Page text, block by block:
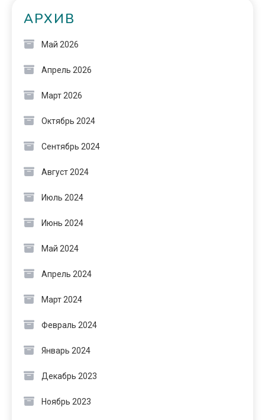
АРХИВ
Май 2026
Апрель 2026
Март 2026
Октябрь 2024
Сентябрь 2024
Август 2024
Июль 2024
Июнь 2024
Май 2024
Апрель 2024
Март 2024
Февраль 2024
Январь 2024
Декабрь 2023
Ноябрь 2023